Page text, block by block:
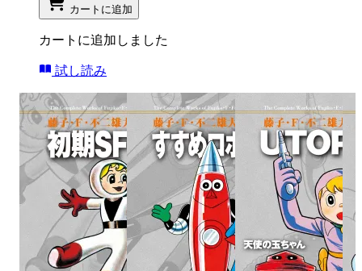
カートに追加
カートに追加しました
試し読み